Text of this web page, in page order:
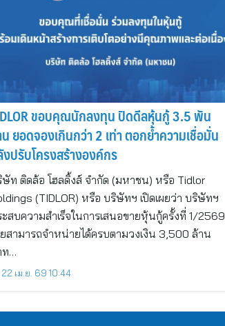
ขอบคุณนักลงทุน ปิดดีลหุ้นกู้ 3.5 พัน
ยอดจองเกินกว่า 2 เท่า ตอกย้ำความเชื่อมั่น
ปรับโครงสร้างองค์กร
ท ติดล้อ โฮลดิ้งส์ จำกัด (มหาชน) หรือ Tidlor
(TIDLOR) หรือ บริษัทฯ เปิดเผยว่า บริษัทฯ
สบความสำเร็จในการเสนอขายหุ้นกู้ครั้งที่ 1/2569
สามารถจำหน่ายได้ครบตามวงเงิน 3,500 ล้าน
ท…
22 เม.ย. 69 10:44